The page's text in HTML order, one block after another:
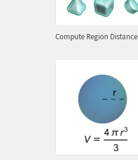
Compute Region Distance